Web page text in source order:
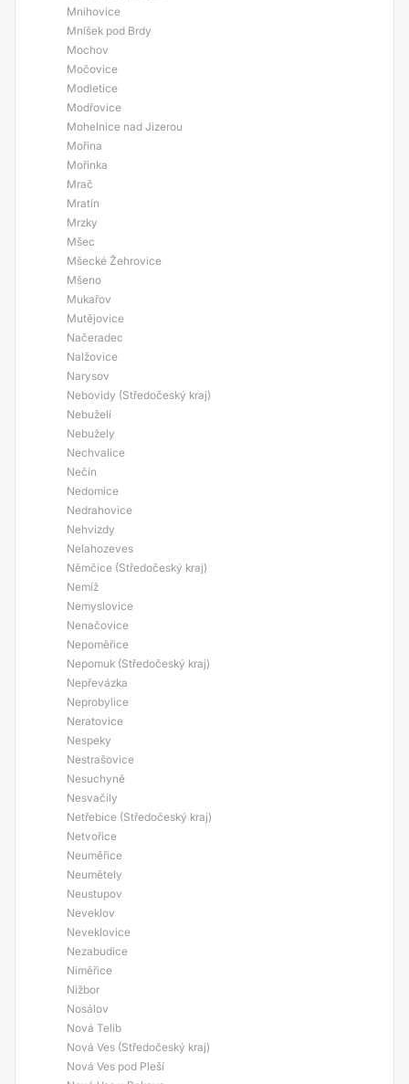
Mnihovice
Mníšek pod Brdy
Mochov
Močovice
Modletice
Modřovice
Mohelnice nad Jizerou
Mořina
Mořinka
Mrač
Mratín
Mrzky
Mšec
Mšecké Žehrovice
Mšeno
Mukařov
Mutějovice
Načeradec
Nalžovice
Narysov
Nebovidy (Středočeský kraj)
Nebuželí
Nebužely
Nechvalice
Nečín
Nedomice
Nedrahovice
Nehvizdy
Nelahozeves
Němčice (Středočeský kraj)
Nemíž
Nemyslovice
Nenačovice
Nepoměřice
Nepomuk (Středočeský kraj)
Nepřevázka
Neprobylice
Neratovice
Nespeky
Nestrašovice
Nesuchyně
Nesvačily
Netřebice (Středočeský kraj)
Netvořice
Neuměřice
Neumětely
Neustupov
Neveklov
Neveklovice
Nezabudice
Niměřice
Nižbor
Nosálov
Nová Telib
Nová Ves (Středočeský kraj)
Nová Ves pod Pleší